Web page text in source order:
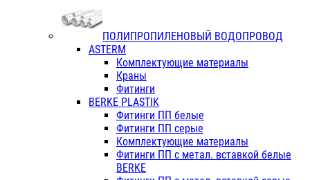
ПОЛИПРОПИЛЕНОВЫЙ ВОДОПРОВОД
ASTERM
Комплектующие материалы
Краны
Фитинги
BERKE PLASTIK
Фитинги ПП белые
Фитинги ПП серые
Комплектующие материалы
Фитинги ПП с метал. вставкой белые
BERKE